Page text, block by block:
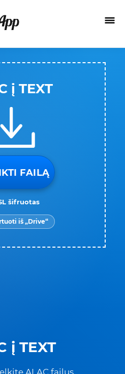
į TEXT
ALAC failus,
į TEXT
FAILĄ
šifruotas
iš „Drive“